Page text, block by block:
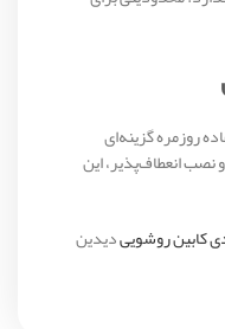
روزمره گزینه‌ای
انعطاف‌پذیر، این
کابین روشوییدیدین